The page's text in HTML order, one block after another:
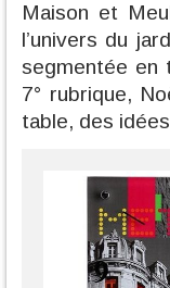
Maison et
l’univers du
segmentée en
7° rubrique,
table, des